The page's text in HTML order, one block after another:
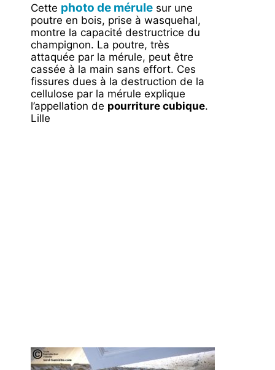
Cette photo de mérule sur une
poutre en bois, prise à wasquehal,
montre la capacité destructrice du
champignon. La poutre, très
attaquée par la mérule, peut être
cassée à la main sans effort. Ces
fissures dues à la destruction de la
cellulose par la mérule explique
l’appellation de pourriture cubique.
Lille